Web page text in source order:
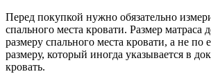
Перед покупкой нужно обязательно
спального места кровати. Размер матраса
размеру спального места кровати, а не по
размеру, который иногда указывается в
кровать.